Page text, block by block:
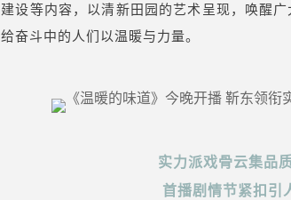
建设等内容，以清新田园的艺术呈现，唤醒广
给奋斗中的人们以温暖与力量。
实力派戏骨云集品
首播剧情节紧扣引